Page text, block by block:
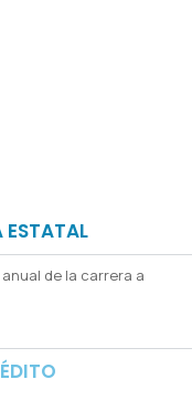
de la carrera a